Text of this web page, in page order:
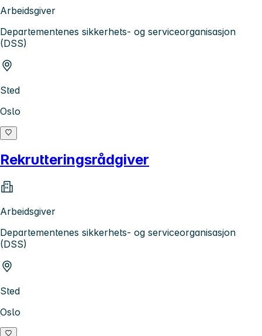
Arbeidsgiver
Departementenes sikkerhets- og serviceorganisasjon
(DSS)
Sted
Oslo
Rekrutteringsrådgiver
Arbeidsgiver
Departementenes sikkerhets- og serviceorganisasjon
(DSS)
Sted
Oslo